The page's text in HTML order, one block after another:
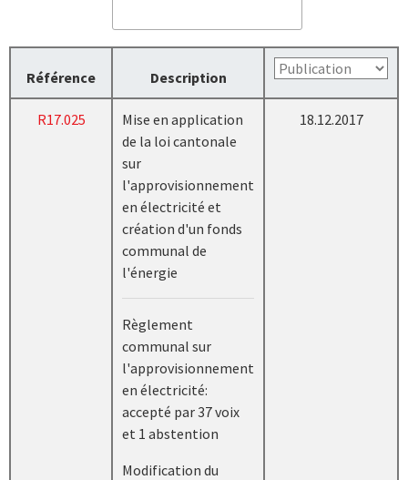
Référence Description
R17.025
Mise en application
de la loi cantonale
sur
l'approvisionnement
en électricité et
création d'un fonds
communal de
l'énergie
Règlement
communal sur
l'approvisionnement
en électricité:
accepté par 37 voix
et 1 abstention
Modification du
18.12.2017